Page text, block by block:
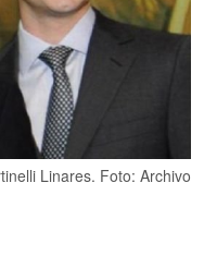
Linares. Foto: Archivo